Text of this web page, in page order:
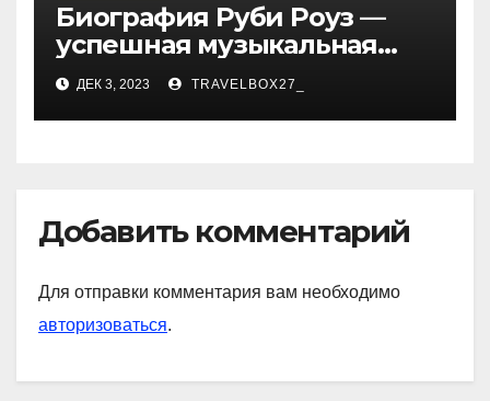
Биография Руби Роуз —
успешная музыкальная
карьера, личная жизнь и
знаковые достижения
ДЕК 3, 2023 TRAVELBOX27_
Добавить комментарий
Для отправки комментария вам необходимо
авторизоваться.